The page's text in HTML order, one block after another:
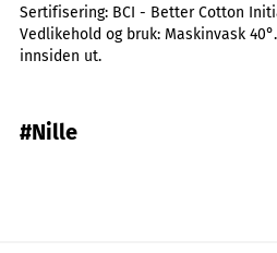
Sertifisering: BCI - Better Cotton
Vedlikehold og bruk: Maskinvask
innsiden ut.
#Nille